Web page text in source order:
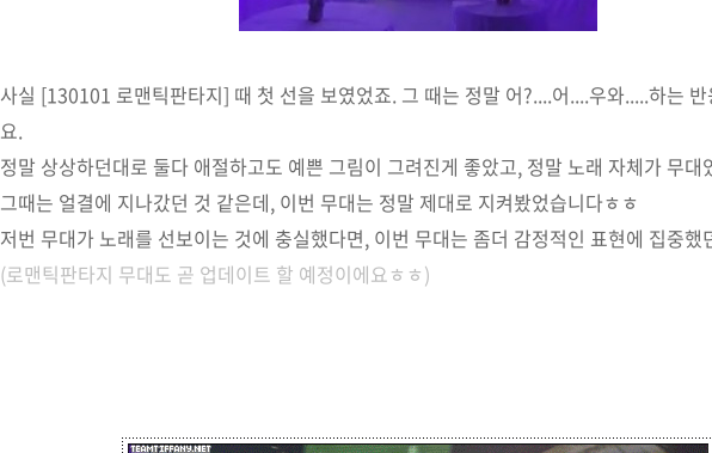
사실 [130101 로맨틱판타지] 때 첫 선을 보였었죠. 그 때는 정말 어?....어....우와.....하는
요.
정말 상상하던대로 둘다 애절하고도 예쁜 그림이 그려진게 좋았고, 정말 노래 자체가 무대
그때는 얼결에 지나갔던 것 같은데, 이번 무대는 정말 제대로 지켜봤었습니다ㅎㅎ
저번 무대가 노래를 선보이는 것에 충실했다면, 이번 무대는 좀더 감정적인 표현에 집중했
(로맨틱판타지 무대도 곧 업데이트 할 예정이에요ㅎㅎ)